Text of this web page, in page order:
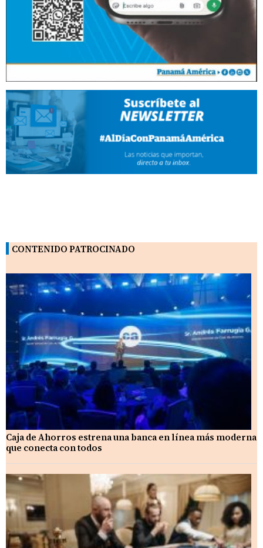
CONTENIDO PATROCINADO
Caja de Ahorros estrena una banca en línea más moderna
que conecta con todos